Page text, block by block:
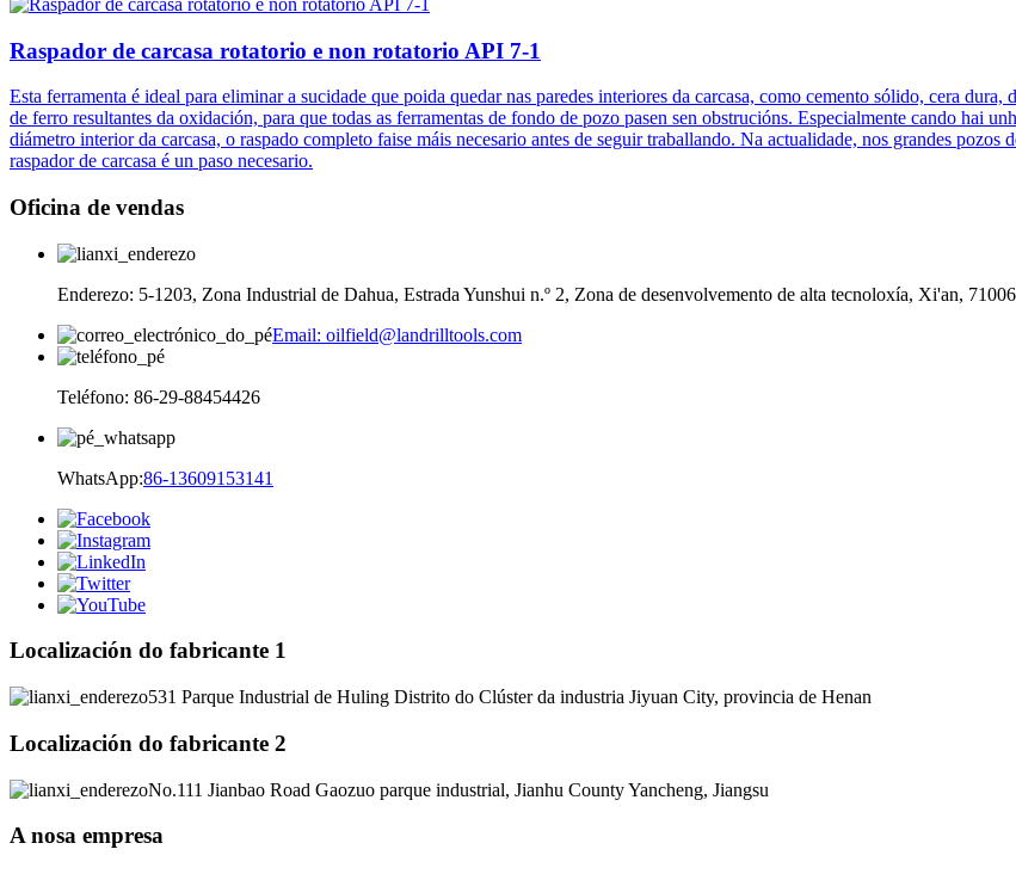
Raspador de carcasa rotatorio e non rotatorio API 7-1
Esta ferramenta é ideal para eliminar a sucidade que poida quedar nas paredes interiores da carcasa, como cemento sólido, cera
de ferro resultantes da oxidación, para que todas as ferramentas de fondo de pozo pasen sen obstrucións. Especialmente cando hai
diámetro interior da carcasa, o raspado completo faise máis necesario antes de seguir traballando. Na actualidade, nos grandes pozos
raspador de carcasa é un paso necesario.
Oficina de vendas
Enderezo: 5-1203, Zona Industrial de Dahua, Estrada Yunshui n.º 2, Zona de desenvolvemento de alta tecnoloxía, Xi'an,
Email: oilfield@landrilltools.com
Teléfono: 86-29-88454426
WhatsApp:86-13609153141
Localización do fabricante 1
531 Parque Industrial de Huling Distrito do Clúster da industria Jiyuan City, provincia de Henan
Localización do fabricante 2
No.111 Jianbao Road Gaozuo parque industrial, Jianhu County Yancheng, Jiangsu
A nosa empresa